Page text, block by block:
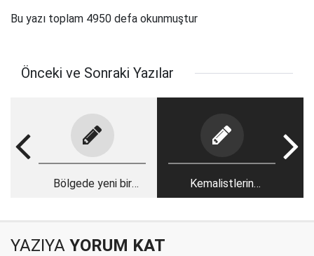
Bu yazı toplam 4950 defa okunmuştur
Önceki ve Sonraki Yazılar
Bölgede yeni bir
Kemalistlerin
Hilafet'e ihaneti
YAZIYA YORUM KAT